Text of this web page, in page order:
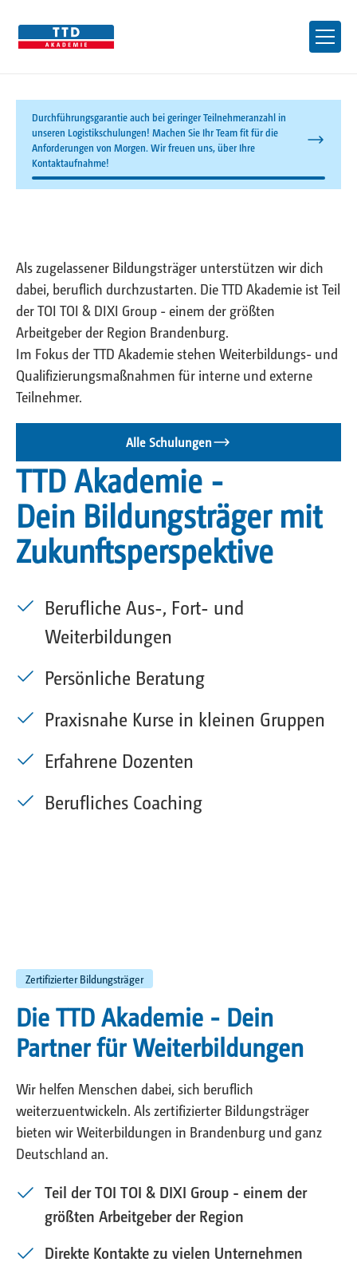
Durchführungsgarantie auch bei geringer Teilnehmeranzahl in
unseren Logistikschulungen! Machen Sie Ihr Team fit für die
Anforderungen von Morgen. Wir freuen uns, über Ihre
Kontaktaufnahme!
Als zugelassener Bildungsträger unterstützen wir dich
dabei, beruflich durchzustarten. Die TTD Akademie ist Teil
der TOI TOI & DIXI Group - einem der größten
Arbeitgeber der Region Brandenburg.
Im Fokus der TTD Akademie stehen Weiterbildungs- und
Qualifizierungsmaßnahmen für interne und externe
Teilnehmer.
Alle Schulungen
TTD Akademie -
Dein Bildungsträger mit
Zukunftsperspektive
Berufliche Aus-, Fort- und
Weiterbildungen
Persönliche Beratung
Praxisnahe Kurse in kleinen Gruppen
Erfahrene Dozenten
Berufliches Coaching
Zertifizierter Bildungsträger
Die TTD Akademie - Dein
Partner für Weiterbildungen
Wir helfen Menschen dabei, sich beruflich
weiterzuentwickeln. Als zertifizierter Bildungsträger
bieten wir Weiterbildungen in Brandenburg und ganz
Deutschland an.
Teil der TOI TOI & DIXI Group - einem der
größten Arbeitgeber der Region
Direkte Kontakte zu vielen Unternehmen